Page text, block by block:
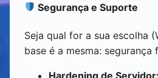
Segurança e Suporte
Seja qual for a sua escolha
base é a mesma: segurança
Hardening de Servidor: